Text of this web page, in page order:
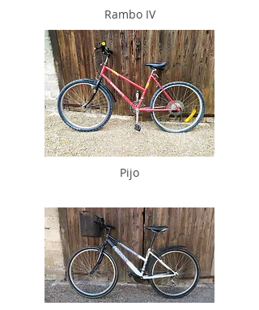
Rambo IV
Pijo